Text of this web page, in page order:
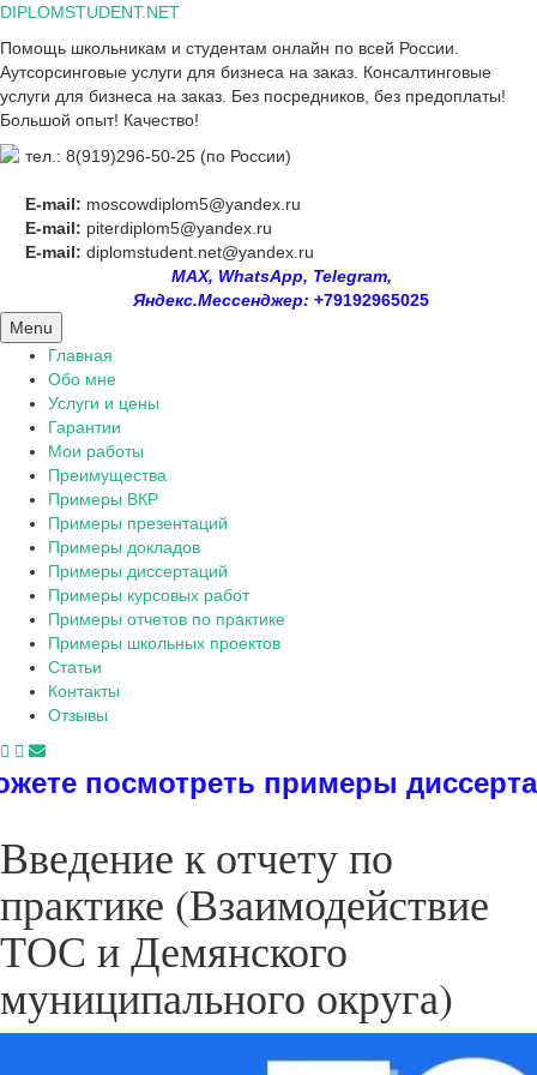
Skip
content
DIPLOMSTUDENT.NET
Помощь школьникам и студентам онлайн по всей России.
Аутсорсинговые услуги для бизнеса на заказ. Консалтинговые
услуги для бизнеса на заказ. Без посредников, без предоплаты!
Большой опыт! Качество!
тел.: 8(919)296-50-25 (по России)
E-mail: moscowdiplom5@yandex.ru
E-mail: piterdiplom5@yandex.ru
E-mail: diplomstudent.net@yandex.ru
MAX, WhatsApp, Telegram,
Яндекс.Мессенджер: +79192965025
Menu
Главная
Обо мне
Услуги и цены
Гарантии
Мои работы
Преимущества
Примеры ВКР
Примеры презентаций
Примеры докладов
Примеры диссертаций
Примеры курсовых работ
Примеры отчетов по практике
Примеры школьных проектов
Статьи
Контакты
Отзывы
диссертаций,
Введение к отчету по
практике (Взаимодействие
ТОС и Демянского
муниципального округа)